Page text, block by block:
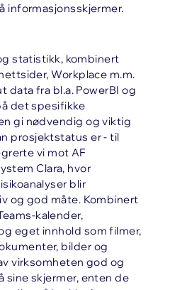
informasjonsskjermer.
statistikk, kombinert
Workplace m.m.
data fra bl.a. PowerBI og
det spesifikke
gi nødvendig og viktig
prosjektstatus er - til
vi mot AF
Clara, hvor
blir
og god måte. Kombinert
kalender,
eget innhold som filmer,
bilder og
virksomheten god og
sine skjermer, enten de